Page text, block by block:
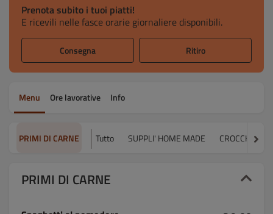
Prenota subito i tuoi piatti!
E ricevili nelle fasce orarie giornaliere disponibili.
Consegna Ritiro
Menu Ore lavorative Info
PRIMI DI CARNE Tutto SUPPLI' HOME MADE
PRIMI DI CARNE